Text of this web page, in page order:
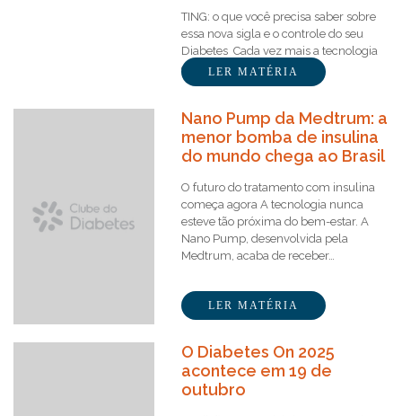
TING: o que você precisa saber sobre
essa nova sigla e o controle do seu
Diabetes Cada vez mais a tecnologia
está sendo usada a…
LER MATÉRIA
Nano Pump da Medtrum: a
menor bomba de insulina
do mundo chega ao Brasil
O futuro do tratamento com insulina
começa agora A tecnologia nunca
esteve tão próxima do bem-estar. A
Nano Pump, desenvolvida pela
Medtrum, acaba de receber…
LER MATÉRIA
O Diabetes On 2025
acontece em 19 de
outubro